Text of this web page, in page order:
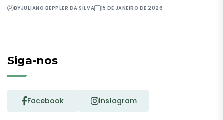
BYJULIANO BEPPLER DA SILVA 15 DE JANEIRO DE 2026
Siga-nos
Facebook Instagram